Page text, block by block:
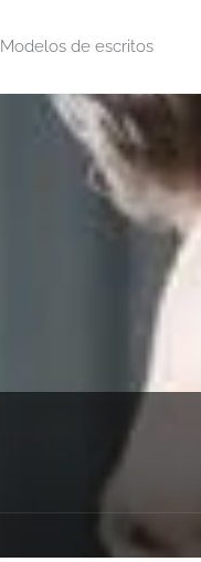
Modelos de escritos